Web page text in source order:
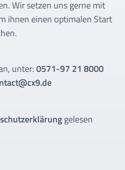
Wir setzen uns gerne mit
ihnen einen optimalen Start
unter:0571-97 21 8000
gelesen